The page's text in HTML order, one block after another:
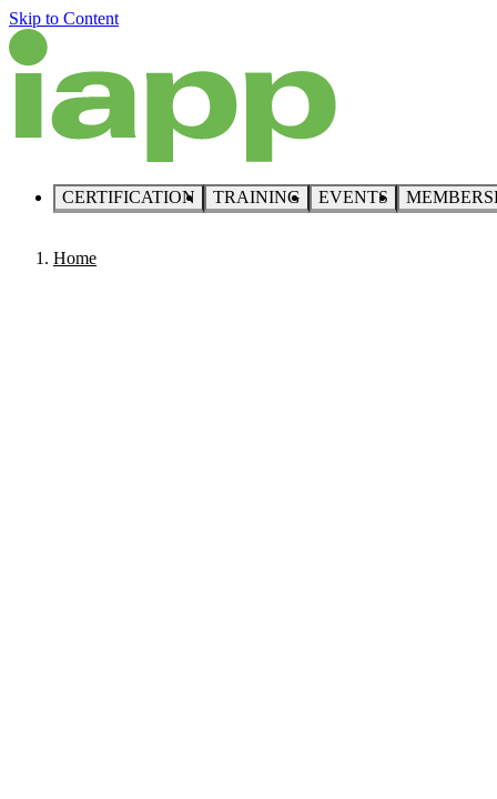
Skip to Content
CERTIFICATION TRAINING EVENTS
Home